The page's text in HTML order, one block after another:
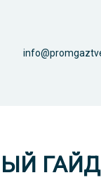
ГАЙД